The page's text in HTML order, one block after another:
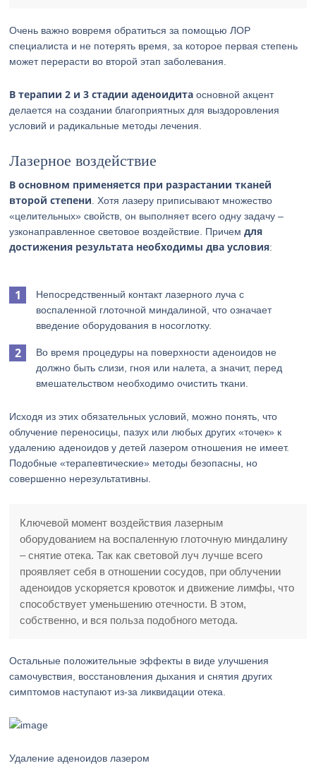
Очень важно вовремя обратиться за помощью ЛОР
специалиста и не потерять время, за которое первая степень
может перерасти во второй этап заболевания.
В терапии 2 и 3 стадии аденоидита основной акцент
делается на создании благоприятных для выздоровления
условий и радикальные методы лечения.
Лазерное воздействие
В основном применяется при разрастании тканей
второй степени . Хотя лазеру приписывают множество
«целительных» свойств, он выполняет всего одну задачу –
узконаправленное световое воздействие. Причемдля
достижения результата необходимы два условия:
Непосредственный контакт лазерного луча с
воспаленной глоточной миндалиной, что означает
введение оборудования в носоглотку.
Во время процедуры на поверхности аденоидов не
должно быть слизи, гноя или налета, а значит, перед
вмешательством необходимо очистить ткани.
Исходя из этих обязательных условий, можно понять, что
облучение переносицы, пазух или любых других «точек» к
удалению аденоидов у детей лазером отношения не имеет.
Подобные «терапевтические» методы безопасны, но
совершенно нерезультативны.
Ключевой момент воздействия лазерным
оборудованием на воспаленную глоточную миндалину
– снятие отека. Так как световой луч лучше всего
проявляет себя в отношении сосудов, при облучении
аденоидов ускоряется кровоток и движение лимфы, что
способствует уменьшению отечности. В этом,
собственно, и вся польза подобного метода.
Остальные положительные эффекты в виде улучшения
самочувствия, восстановления дыхания и снятия других
симптомов наступают из-за ликвидации отека.
Удаление аденоидов лазером